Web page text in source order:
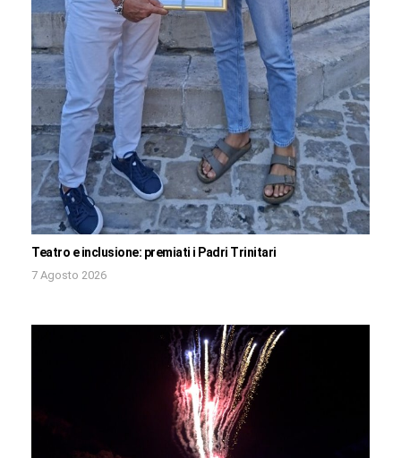
Teatro e inclusione: premiati i Padri Trinitari
7 Agosto 2026